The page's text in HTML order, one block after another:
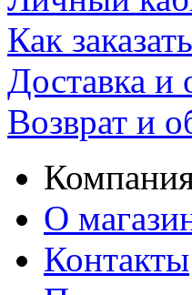
Как заказать
Доставка и
Возврат и
О
Контакты